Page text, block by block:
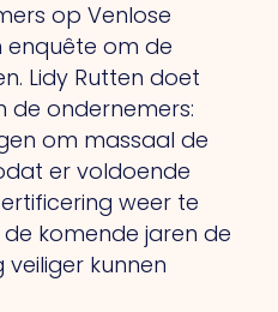
op Venlose
enquête om de
Lidy Rutten doet
de ondernemers:
om massaal de
er voldoende
weer te
komende jaren de
kunnen